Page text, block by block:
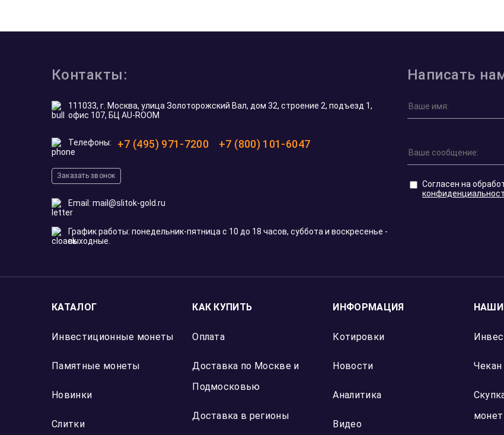
Контакты:
111033, г. Москва, улица Золоторожский Вал, дом 32, строение 2, подъезд 1,
офис 107, БЦ AU-ROOM
Телефоны: +7 (495) 971-7200 +7 (800) 101-6047
Заказать звонок
Email: mail@slitok-gold.ru
График работы: понедельник-пятница с 10 до 18 часов, суббота и воскресенье -
выходные.
Написать
Согласен на
КАТАЛОГ
Инвестиционные монеты
Памятные монеты
Новинки
Слитки
КАК КУПИТЬ
Оплата
Доставка по Москве и
Подмосковью
Доставка в регионы
ИНФОРМАЦИЯ
Котировки
Новости
Аналитика
Видео
НАШИ
Чекан
монет